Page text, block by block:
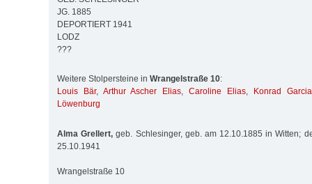
JG. 1885
DEPORTIERT 1941
LODZ
???
Weitere Stolpersteine in Wrangelstraße 10:
Louis Bär, Arthur Ascher Elias,Caroline Elias, Konrad Garcia
Löwenburg
Alma Grellert, geb. Schlesinger, geb. am 12.10.1885 in Witten;
25.10.1941
Wrangelstraße 10